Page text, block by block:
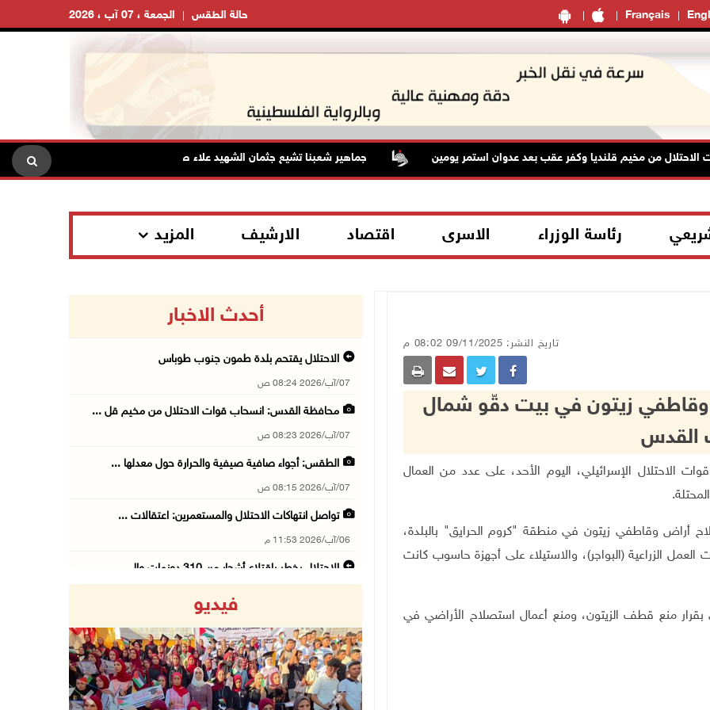
Français الجمعة ، 07 آب ، 2026 حالة الطقس
من مخيم قلنديا وكفر عقب بعد عدوان استمر يومين جماهير شعبنا تشيع جثمان الشهيد علاء صبيح في تياسير الرئيس
رئاسة الوزراء الاسرى اقتصاد الارشيف المزيد
تاريخ النشر: 09/11/2025 08:02 م
زيتون في بيت دقّو شمال
القدس
بحماية قوات الاحتلال الإسرائيلي، اليوم الأحد، على عدد من العمال
أراض وقاطفي زيتون في منطقة "كروم الحرايق" بالبلدة،
الزراعية (البواجر)، والاستيلاء على أجهزة حاسوب كانت
بقرار منع قطف الزيتون، ومنع أعمال استصلاح الأراضي في
أحدث الاخبار
الاحتلال يقتحم بلدة طمون جنوب طوباس
07/آب/2026 08:24 ص
محافظة القدس: انسحاب قوات الاحتلال من مخيم قل ...
07/آب/2026 08:23 ص
الطقس: أجواء صافية صيفية والحرارة حول معدلها ...
07/آب/2026 08:15 ص
تواصل انتهاكات الاحتلال والمستعمرين: اعتقالات ...
06/آب/2026 11:53 م
الاحتلال يخطر باقتلاع أشجار من 310 دونمات وال ...
06/آب/2026 10:49 م
48 إصابة منذ بدء عدوان الاحتلال على مخيم قلند ...
06/آب/2026 10:45 م
فيديو
Previous Next